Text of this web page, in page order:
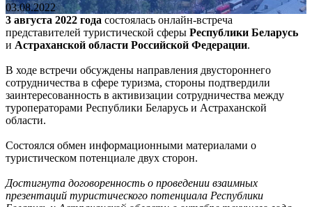
03.08.2022
3 августа 2022 года состоялась онлайн-встреча
представителей туристической сферы Республики Беларусь
и Астраханской области Российской Федерации.
В ходе встречи обсуждены направления двустороннего
сотрудничества в сфере туризма, стороны подтвердили
заинтересованность в активизации сотрудничества между
туроператорами Республики Беларусь и Астраханской
области.
Состоялся обмен информационными материалами о
туристическом потенциале двух сторон.
Достигнута договоренность о проведении взаимных
презентаций туристического потенциала Республики